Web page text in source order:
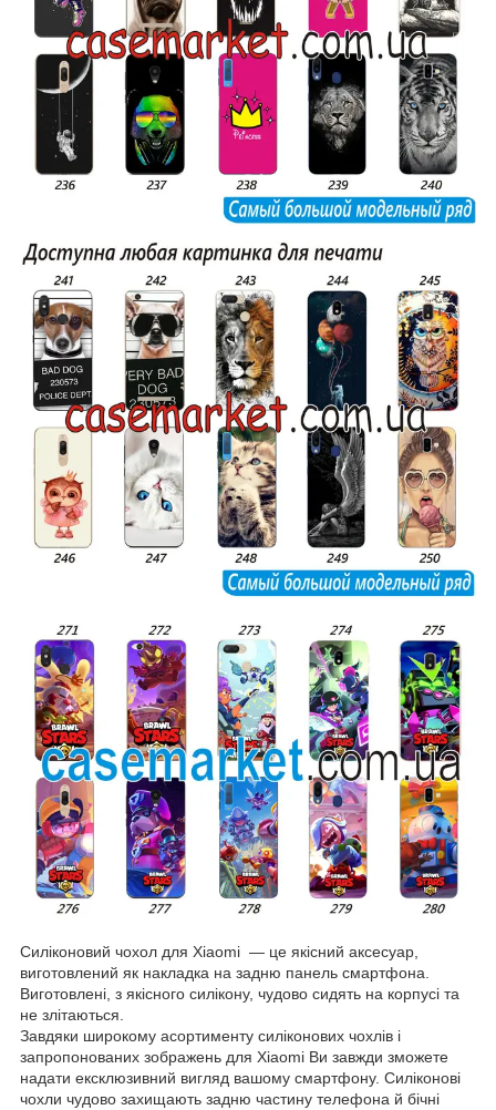
Силіконовий чохол для Xiaomi — це якісний аксесуар,
виготовлений як накладка на задню панель смартфона.
Виготовлені, з якісного силікону, чудово сидять на корпусі та
не злітаються.
Завдяки широкому асортименту силіконових чохлів і
запропонованих зображень для Xiaomi Ви завжди зможете
надати ексклюзивний вигляд вашому смартфону. Силіконові
чохли чудово захищають задню частину телефона й бічні